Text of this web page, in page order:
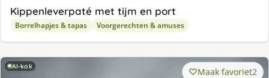
Kippenleverpaté met tijm en port
Borrelhapjes & tapas Voorgerechten & amuses
AI-kok Maak favoriet2